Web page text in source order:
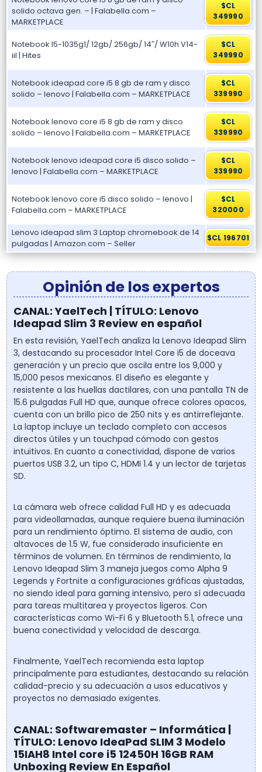
solido octava gen. – | Falabella.com –
MARKETPLACE
$CL
349990
Notebook I5-1035g1/ 12gb/ 256gb/ 14″/ W10h V14-
iil | Hites
$CL
349990
Notebook ideapad core i5 8 gb de ram y disco
solido – lenovo | Falabella.com – MARKETPLACE
$CL
339990
Notebook lenovo core i5 8 gb de ram y disco
solido – lenovo | Falabella.com – MARKETPLACE
$CL
339990
Notebook lenovo ideapad core i5 disco solido –
lenovo | Falabella.com – MARKETPLACE
$CL
339990
Notebook lenovo core i5 disco solido – lenovo |
Falabella.com – MARKETPLACE
$CL
320000
Lenovo ideapad slim 3 Laptop chromebook de 14
pulgadas | Amazon.com – Seller
$CL 196701
Opinión de los expertos
CANAL: YaelTech | TÍTULO: Lenovo
Ideapad Slim 3 Review en español
En esta revisión, YaelTech analiza la Lenovo Ideapad Slim
3, destacando su procesador Intel Core i5 de doceava
generación y un precio que oscila entre los 9,000 y
15,000 pesos mexicanos. El diseño es elegante y
resistente a las huellas dactilares, con una pantalla TN de
15.6 pulgadas Full HD que, aunque ofrece colores opacos,
cuenta con un brillo pico de 250 nits y es antirreflejante.
La laptop incluye un teclado completo con accesos
directos útiles y un touchpad cómodo con gestos
intuitivos. En cuanto a conectividad, dispone de varios
puertos USB 3.2, un tipo C, HDMI 1.4 y un lector de tarjetas
SD.
La cámara web ofrece calidad Full HD y es adecuada
para videollamadas, aunque requiere buena iluminación
para un rendimiento óptimo. El sistema de audio, con
altavoces de 1.5 W, fue considerado insuficiente en
términos de volumen. En términos de rendimiento, la
Lenovo Ideapad Slim 3 maneja juegos como Alpha 9
Legends y Fortnite a configuraciones gráficas ajustadas,
no siendo ideal para gaming intensivo, pero sí adecuada
para tareas multitarea y proyectos ligeros. Con
características como Wi-Fi 6 y Bluetooth 5.1, ofrece una
buena conectividad y velocidad de descarga.
Finalmente, YaelTech recomienda esta laptop
principalmente para estudiantes, destacando su relación
calidad-precio y su adecuación a usos educativos y
proyectos no demasiado exigentes.
CANAL: Softwaremaster – Informática |
TÍTULO: Lenovo IdeaPad SLIM 3 Modelo
15IAH8 Intel core i5 12450H 16GB RAM
Unboxing Review En Español